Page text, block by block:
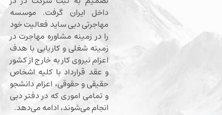
داخل ایران گرفت. موسسه
مهاجرتی دبی ساید فعالیت خود
را در زمینه مشاوره مهاجرت در
زمینه شغلی و کاریابی با هدف
اعزام نیروی کار به خارج از کشور
و عقد قرارداد با کلیه اشخاص
حقیقی و حقوقی، اعزام دانشجو
و تمامی اموری که در دفتر دبی
انجام می‌شوند، ادامه می‌دهد.